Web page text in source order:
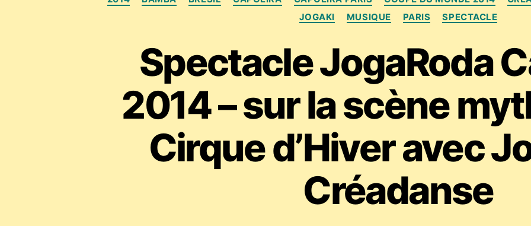
JOGAKI
MUSIQUE PARIS SPECTACLE
Spectacle JogaRoda
2014 – sur la scène
Cirque d’Hiver avec
Créadanse